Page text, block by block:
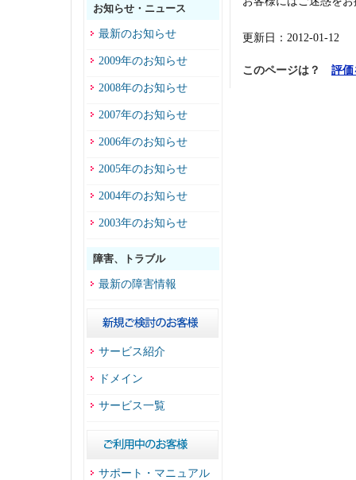
更新日：2012-01-12
このページは？ 評価
お知らせ・ニュース
最新のお知らせ
2009年のお知らせ
2008年のお知らせ
2007年のお知らせ
2006年のお知らせ
2005年のお知らせ
2004年のお知らせ
2003年のお知らせ
障害、トラブル
最新の障害情報
サービス紹介
ドメイン
サービス一覧
サポート・マニュアル